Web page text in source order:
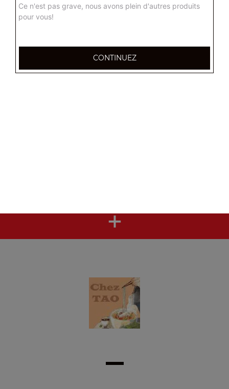
nougat mou, nougat dur, gâteaux fait maison, ...
+
+
Ce n'est pas grave, nous avons plein d'autres produits
pour vous!
CONTINUEZ